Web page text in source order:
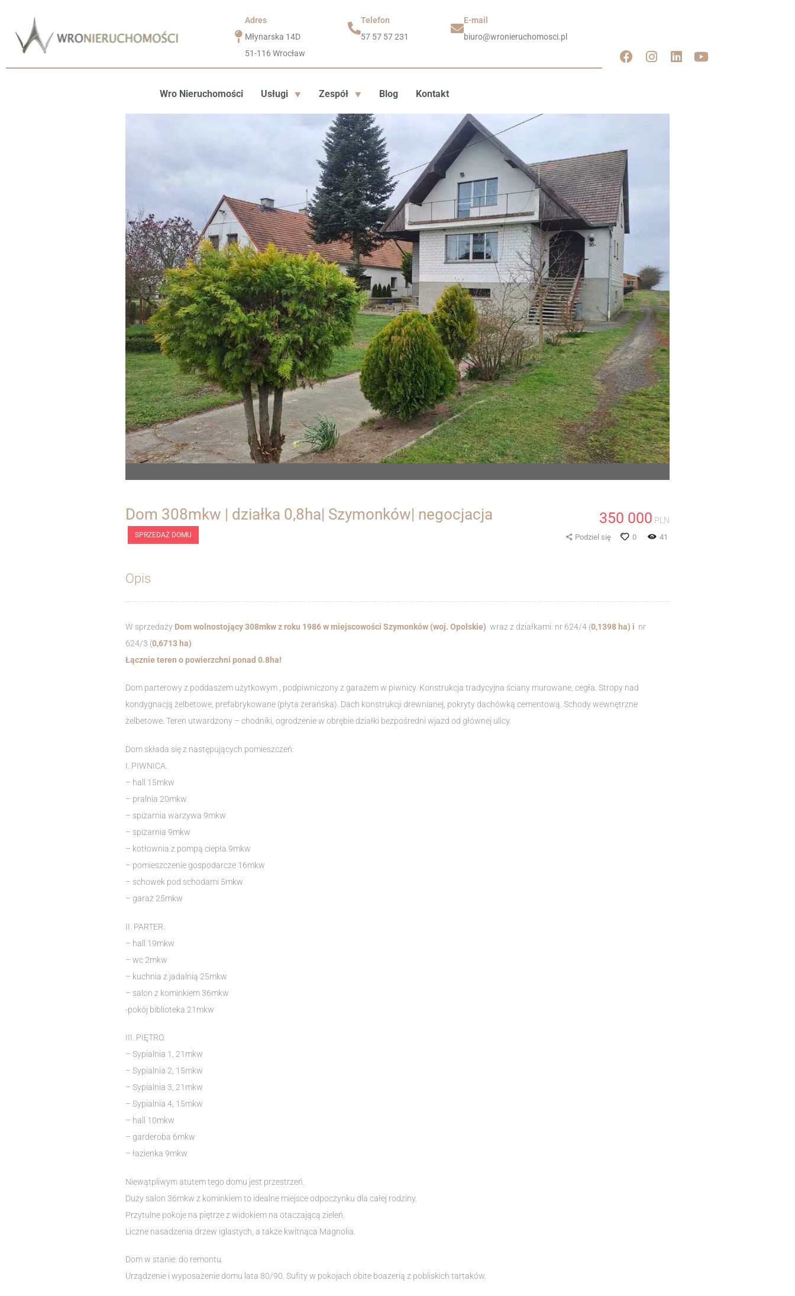
Adres
Młynarska 14D
51-116 Wrocław
Telefon
57 57 57 231
E-mail
biuro@wronieruchomosci.pl
Wro Nieruchomości Usługi Zespół Blog Kontakt
Dom 308mkw | działka 0,8ha| Szymonków| negocjacja
SPRZEDAŻ DOMU
350 000 PLN
41
0
Podziel się
Opis
W sprzedaży Dom wolnostojący 308mkw z roku 1986 w miejscowości Szymonków (woj. Opolskie) wraz z działkami: nr 624/4 (0,1398 ha) i nr
624/3 (0,6713 ha)
Łącznie teren o powierzchni ponad 0.8ha!
Dom parterowy z poddaszem użytkowym , podpiwniczony z garażem w piwnicy. Konstrukcja tradycyjna ściany murowane, cegła. Stropy nad
kondygnacją żelbetowe, prefabrykowane (płyta żerańska). Dach konstrukcji drewnianej, pokryty dachówką cementową. Schody wewnętrzne
żelbetowe. Teren utwardzony – chodniki, ogrodzenie w obrębie działki bezpośredni wjazd od głównej ulicy.
Dom składa się z następujących pomieszczeń:
I. PIWNICA.
– hall 15mkw
– pralnia 20mkw
– spiżarnia warzywa 9mkw
– spiżarnia 9mkw
– kotłownia z pompą ciepła 9mkw
– pomieszczenie gospodarcze 16mkw
– schowek pod schodami 5mkw
– garaż 25mkw
II. PARTER.
– hall 19mkw
– wc 2mkw
– kuchnia z jadalnią 25mkw
– salon z kominkiem 36mkw
-pokój biblioteka 21mkw
III. PIĘTRO.
– Sypialnia 1, 21mkw
– Sypialnia 2, 15mkw
– Sypialnia 3, 21mkw
– Sypialnia 4, 15mkw
– hall 10mkw
– garderoba 6mkw
– łazienka 9mkw
Niewątpliwym atutem tego domu jest przestrzeń.
Duży salon 36mkw z kominkiem to idealne miejsce odpoczynku dla całej rodziny.
Przytulne pokoje na piętrze z widokiem na otaczającą zieleń.
Liczne nasadzenia drzew iglastych, a także kwitnąca Magnolia.
Dom w stanie: do remontu.
Urządzenie i wyposażenie domu lata 80/90. Sufity w pokojach obite boazerią z pobliskich tartaków.